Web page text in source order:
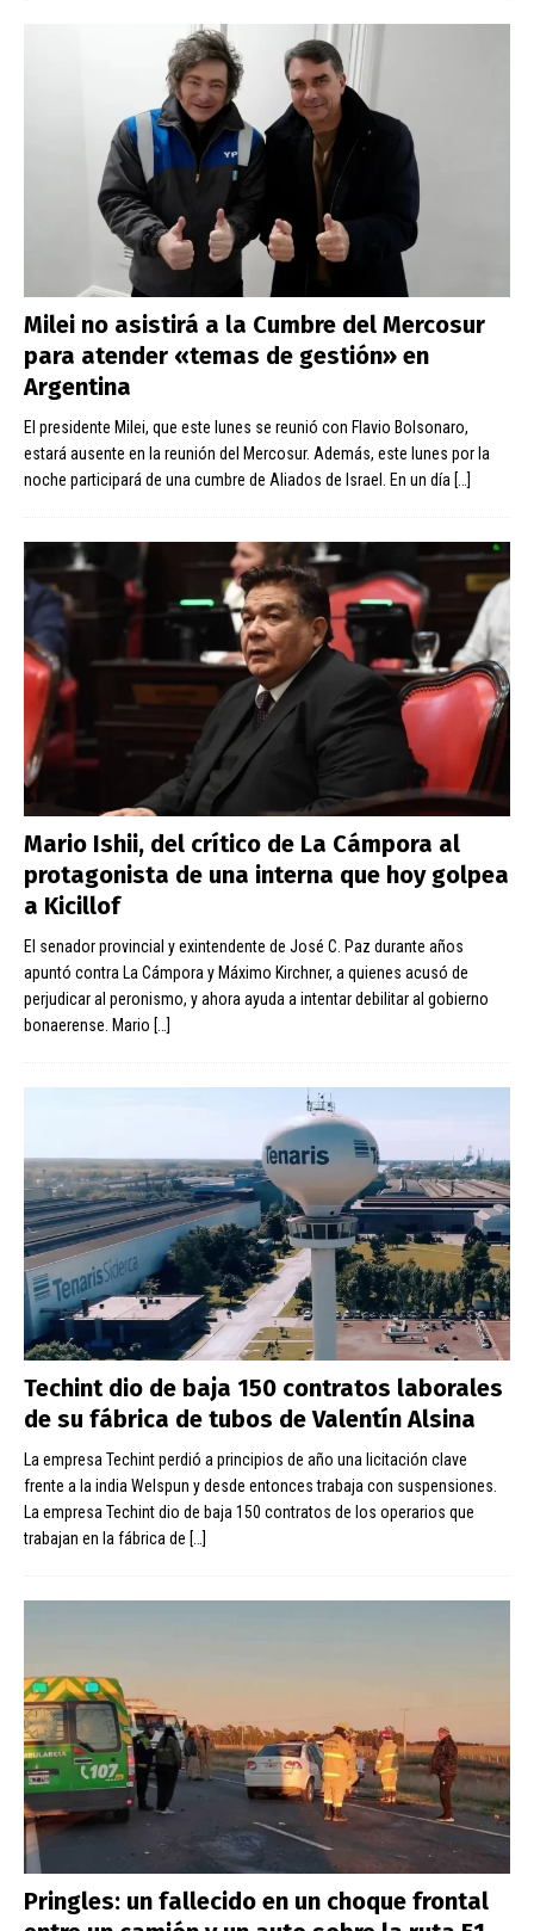
Milei no asistirá a la Cumbre del Mercosur
para atender «temas de gestión» en
Argentina
El presidente Milei, que este lunes se reunió con Flavio Bolsonaro,
estará ausente en la reunión del Mercosur. Además, este lunes por la
noche participará de una cumbre de Aliados de Israel. En un día […]
Mario Ishii, del crítico de La Cámpora al
protagonista de una interna que hoy golpea
a Kicillof
El senador provincial y exintendente de José C. Paz durante años
apuntó contra La Cámpora y Máximo Kirchner, a quienes acusó de
perjudicar al peronismo, y ahora ayuda a intentar debilitar al gobierno
bonaerense. Mario […]
Techint dio de baja 150 contratos laborales
de su fábrica de tubos de Valentín Alsina
La empresa Techint perdió a principios de año una licitación clave
frente a la india Welspun y desde entonces trabaja con suspensiones.
La empresa Techint dio de baja 150 contratos de los operarios que
trabajan en la fábrica de […]
Pringles: un fallecido en un choque frontal